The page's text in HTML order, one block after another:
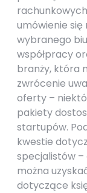
umówienie
wybranego
współpracy
branży, która
zwrócenie
oferty –
pakiety
startupów.
kwestie
specjalistów –
można
dotyczące